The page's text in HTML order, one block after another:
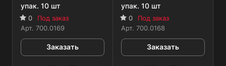
упак. 10 шт
0
Под заказ
Арт. 700.0169
Заказать
упак. 10 шт
0
Под заказ
Арт. 700.0168
Заказать